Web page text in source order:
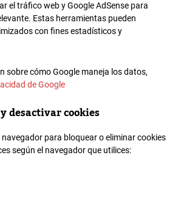
el tráfico web y Google AdSense para
Estas herramientas pueden
con fines estadísticos y
sobre cómo Google maneja los datos,
de Google
desactivar cookies
para bloquear o eliminar cookies
según el navegador que utilices: